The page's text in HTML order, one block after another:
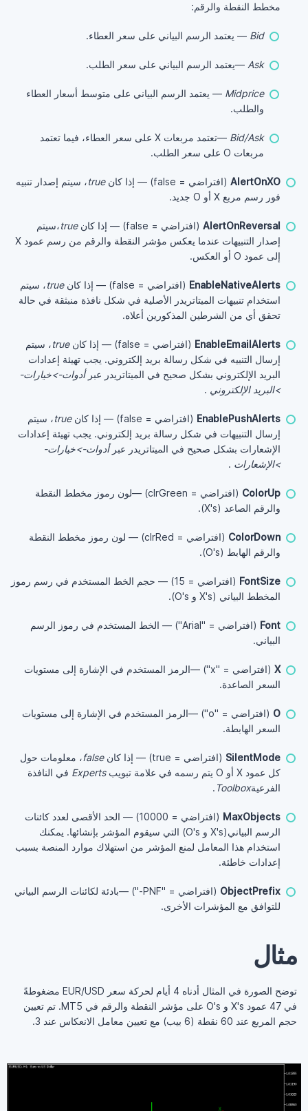
مخطط النقطة والرقم:
Bid — يعتمد الرسم البياني على سعر العطاء.
Ask —يعتمد الرسم البياني على سعر الطلب.
Midprice — يعتمد الرسم البياني على متوسط أسعار العطاء
والطلب.
Bid/Ask
—تعتمد مربعات X على سعر العطاء، فيما تعتمد
مربعات O على سعر الطلب.
AlertOnXO (افتراضي = false) — إذا كان true، سيتم إصدار تنبيه
فور رسم مربع X أو O جديد.
AlertOnReversal (افتراضي = false) — إذا كان true،سيتم
إصدار التنبيهات عندما يعكس مؤشر النقطة والرقم من رسم عمود X
إلى عمود O أو العكس.
EnableNativeAlerts (افتراضي = false) — إذا كان true، سيتم
استخدام تنبيهات الميتاتريدر الأصلية في شكل نافذة منبثقة في حالة
تحقق أي من الشرطين المذكورين أعلاه.
EnableEmailAlerts (افتراضي = false) — إذا كان true، سيتم
إرسال التنبيه في شكل رسالة بريد إلكتروني. يجب تهيئة إعدادات
البريد الإلكتروني بشكل صحيح في الميتاتريدر عبرأدوات->خيارات-
>البريد الإلكتروني .
EnablePushAlerts (افتراضي = false) — إذا كان true، سيتم
إرسال التنبيهات في شكل رسالة بريد إلكتروني. يجب تهيئة إعدادات
الإشعارات بشكل صحيح في الميتاتريدر عبرأدوات->خيارات-
>الإشعارات .
ColorUp
(افتراضي = clrGreen) —لون رموز مخطط النقطة
والرقم الصاعد (X's).
ColorDown
(افتراضي = clrRed) — لون رموز مخطط النقطة
والرقم الهابط (O's).
FontSize
(افتراضي = 15) — حجم الخط المستخدم في رسم رموز
المخطط البياني (X's و O's).
Font
(افتراضي = "Arial") — الخط المستخدم في رموز الرسم
البياني.
X
(افتراضي = "x") —الرمز المستخدم في الإشارة إلى مستويات
السعر الصاعدة.
O
(افتراضي = "o") —الرمز المستخدم في الإشارة إلى مستويات
السعر الهابطة.
SilentMode (افتراضي = true) — إذا كان false، معلومات حول
كل عمود X أو O يتم رسمه في علامة تبويب
Experts في النافذة
الفرعيةToolbox
.
MaxObjects
(افتراضي = 10000) — الحد الأقصى لعدد كائنات
الرسم البياني(X's و O's) التي سيقوم المؤشر بإنشائها. يمكنك
استخدام هذا المعامل لمنع المؤشر من استهلاك موارد المنصة بسبب
إعدادات خاطئة.
ObjectPrefix
(افتراضي = "PNF-") —بادئة لكائنات الرسم البياني
للتوافق مع المؤشرات الأخرى.
مثال
توضح الصورة في المثال أدناه 4 أيام لحركة سعر EUR/USD مضغوطةً
في 47 عمود X's و O's على مؤشر النقطة والرقم في MT5. تم تعيين
حجم المربع عند 60 نقطة (6 بيب) مع تعيين معامل الانعكاس عند 3.